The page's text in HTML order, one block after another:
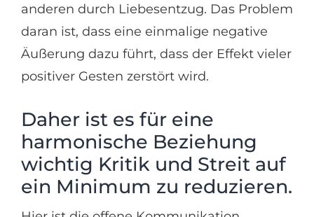
anderen durch Liebesentzug. Das Problem
daran ist, dass eine einmalige negative
Äußerung dazu führt, dass der Effekt vieler
positiver Gesten zerstört wird.
Daher ist es für eine
harmonische Beziehung
wichtig Kritik und Streit auf
ein Minimum zu reduzieren.